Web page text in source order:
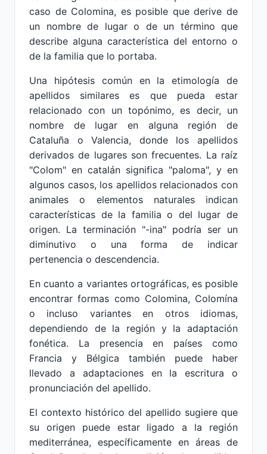
caso de Colomina, es posible que derive de
un nombre de lugar o de un término que
describe alguna característica del entorno o
de la familia que lo portaba.
Una hipótesis común en la etimología de
apellidos similares es que pueda estar
relacionado con un topónimo, es decir, un
nombre de lugar en alguna región de
Cataluña o Valencia, donde los apellidos
derivados de lugares son frecuentes. La raíz
"Colom" en catalán significa "paloma", y en
algunos casos, los apellidos relacionados con
animales o elementos naturales indican
características de la familia o del lugar de
origen. La terminación "-ina" podría ser un
diminutivo o una forma de indicar
pertenencia o descendencia.
En cuanto a variantes ortográficas, es posible
encontrar formas como Colomina, Colomína
o incluso variantes en otros idiomas,
dependiendo de la región y la adaptación
fonética. La presencia en países como
Francia y Bélgica también puede haber
llevado a adaptaciones en la escritura o
pronunciación del apellido.
El contexto histórico del apellido sugiere que
su origen puede estar ligado a la región
mediterránea, específicamente en áreas de